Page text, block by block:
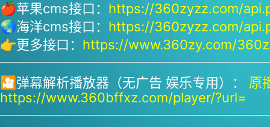
🍎苹果cms接口： https://360zyzz.com/
🌏海洋cms接口： https://360zyzz.com/
👉更多接口： https://www.360zy.com/
🎦弹幕解析播放器（无广告 娱乐专用）： 原
https://www.360bffxz.com/player/?url=